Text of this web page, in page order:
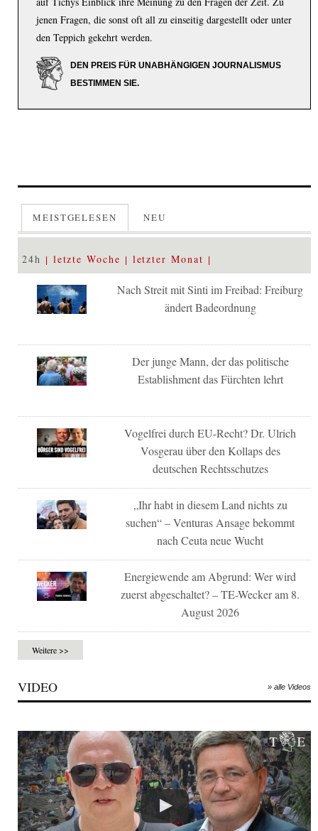
jenen Fragen, die sonst oft all zu einseitig dargestellt oder unter
den Teppich gekehrt werden.
DEN PREIS FÜR UNABHÄNGIGEN JOURNALISMUS
BESTIMMEN SIE.
MEISTGELESEN NEU
24h letzte Woche letzter Monat
Nach Streit mit Sinti im Freibad: Freiburg
ändert Badeordnung
Der junge Mann, der das politische
Establishment das Fürchten lehrt
Vogelfrei durch EU-Recht? Dr. Ulrich
Vosgerau über den Kollaps des
deutschen Rechtsschutzes
„Ihr habt in diesem Land nichts zu
suchen“ – Venturas Ansage bekommt
nach Ceuta neue Wucht
Energiewende am Abgrund: Wer wird
zuerst abgeschaltet? – TE-Wecker am 8.
August 2026
Weitere >>
VIDEO » alle Videos